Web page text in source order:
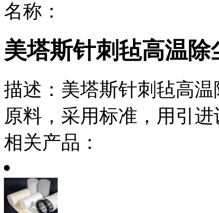
名称：
美塔斯针刺毡高温除
描述： 美塔斯针刺毡高
原料，采用标准，用引
相关产品：